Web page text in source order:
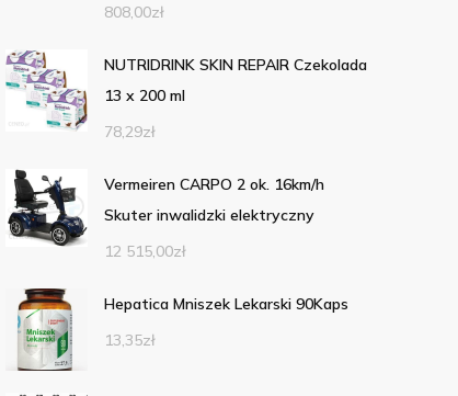
808,00zł
NUTRIDRINK SKIN REPAIR Czekolada
13 x 200 ml
78,29zł
Vermeiren CARPO 2 ok. 16km/h
Skuter inwalidzki elektryczny
12 515,00zł
Hepatica Mniszek Lekarski 90Kaps
13,35zł